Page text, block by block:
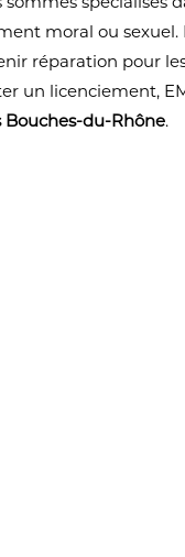
sommes spécialisés
moral ou
réparation pour
un licenciement,
Bouches-du-Rhône.